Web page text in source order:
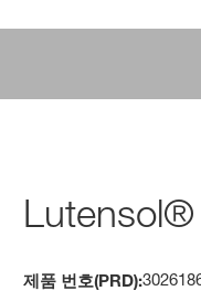
제품 번호(PRD):